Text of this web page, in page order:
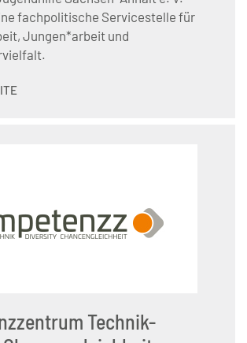
fachpolitische Servicestelle für
Jungen*arbeit und
Technik-